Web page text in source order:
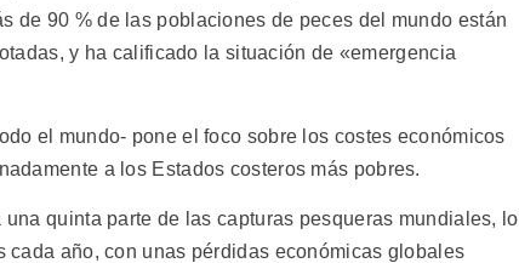
de 90 % de las poblaciones de peces del mundo están
y ha calificado la situación de «emergencia
el mundo- pone el foco sobre los costes económicos
a los Estados costeros más pobres.
quinta parte de las capturas pesqueras mundiales, lo
año, con unas pérdidas económicas globales